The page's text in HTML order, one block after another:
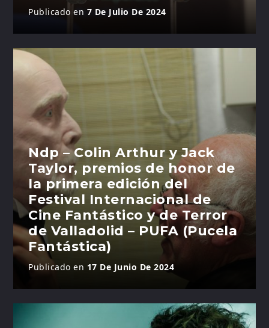
Publicado en 7 De Julio De 2024
Ndp – Colin Arthur y Jack
Taylor, premios de honor de
la primera edición del
Festival Internacional de
Cine Fantástico y de Terror
de Valladolid – PUFA (Pucela
Fantástica)
Publicado en 17 De Junio De 2024